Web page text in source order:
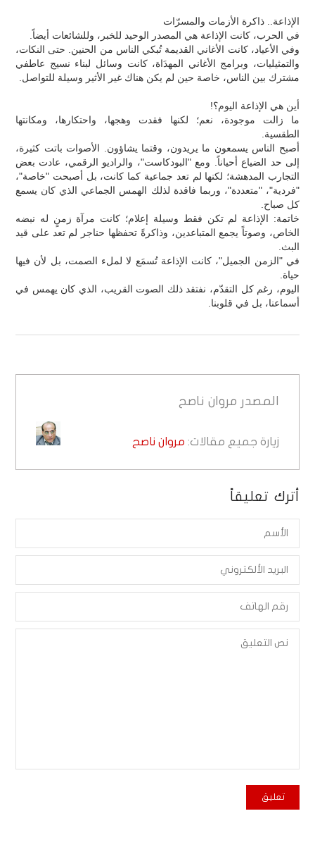
الإذاعة.. ذاكرة الأزمات والمسرّات
في الحرب، كانت الإذاعة هي المصدر الوحيد للخبر، وللشائعات أيضاً.
وفي الأعياد، كانت الأغاني القديمة تُبكي الناس من الحنين. حتى النكات،
والتمثيليات، وبرامج الأغاني المهدَاة، كانت وسائل لبناء نسيج عاطفي
مشترك بين الناس، خاصة حين لم يكن هناك غير الأثير وسيلة للتواصل.
أين هي الإذاعة اليوم؟!
ما زالت موجودة، نعم؛ لكنها فقدت وهجها، واحتكارها، ومكانتها
الطقسية.
أصبح الناس يسمعون ما يريدون، وقتما يشاؤون. الأصوات باتت كثيرة،
إلى حد الضياع أحياناً. ومع "البودكاست"، والراديو الرقمي، عادت بعض
التجارب المدهشة؛ لكنها لم تعد جماعية كما كانت، بل أصبحت "خاصة"،
"فردية"، "متعددة"، وربما فاقدة لذلك الهمس الجماعي الذي كان يسمع
كل صباح.
خاتمة: الإذاعة لم تكن فقط وسيلة إعلام؛ كانت مرآة زمنٍ له نبضه
الخاص، وصوتاً يجمع المتباعدين، وذاكرةً تحفظها حناجر لم تعد على قيد
البث.
في "الزمن الجميل"، كانت الإذاعة تُسمَع لا لملء الصمت، بل لأن فيها
حياة.
اليوم، رغم كل التقدّم، نفتقد ذلك الصوت القريب، الذي كان يهمس في
أسماعنا، بل في قلوبنا.
المصدر مروان ناصح
زيارة جميع مقالات: مروان ناصح
أترك تعليقاً